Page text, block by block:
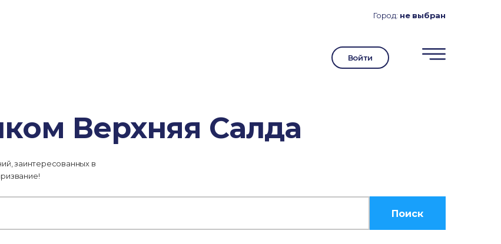
Город: не выбран
Войти
Верхняя Салда
заинтересованных в
Поиск